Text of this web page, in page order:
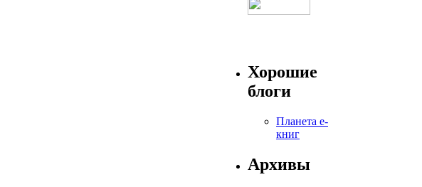
Хорошие
блоги
Планета е-
книг
Архивы